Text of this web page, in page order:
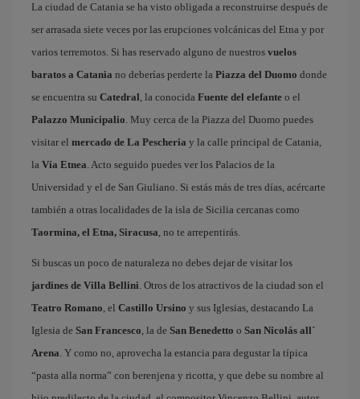
La ciudad de Catania se ha visto obligada a reconstruirse después de
ser arrasada siete veces por las erupciones volcánicas del Etna y por
varios terremotos. Si has reservado alguno de nuestros vuelos
baratos a Catania no deberías perderte la Piazza del Duomo donde
se encuentra su Catedral, la conocida Fuente del elefante o el
Palazzo Municipalio. Muy cerca de la Piazza del Duomo puedes
visitar el mercado de La Pescheria y la calle principal de Catania,
la Vía Etnea. Acto seguido puedes ver los Palacios de la
Universidad y el de San Giuliano. Si estás más de tres días, acércarte
también a otras localidades de la isla de Sicilia cercanas como
Taormina, el Etna, Siracusa, no te arrepentirás.
Si buscas un poco de naturaleza no debes dejar de visitar los
jardines de Villa Bellini. Otros de los atractivos de la ciudad son el
Teatro Romano, el Castillo Ursino y sus Iglesias, destacando La
Iglesia de San Francesco, la de San Benedetto o San Nicolás all´
Arena. Y como no, aprovecha la estancia para degustar la típica
“pasta alla norma” con berenjena y ricotta, y que debe su nombre al